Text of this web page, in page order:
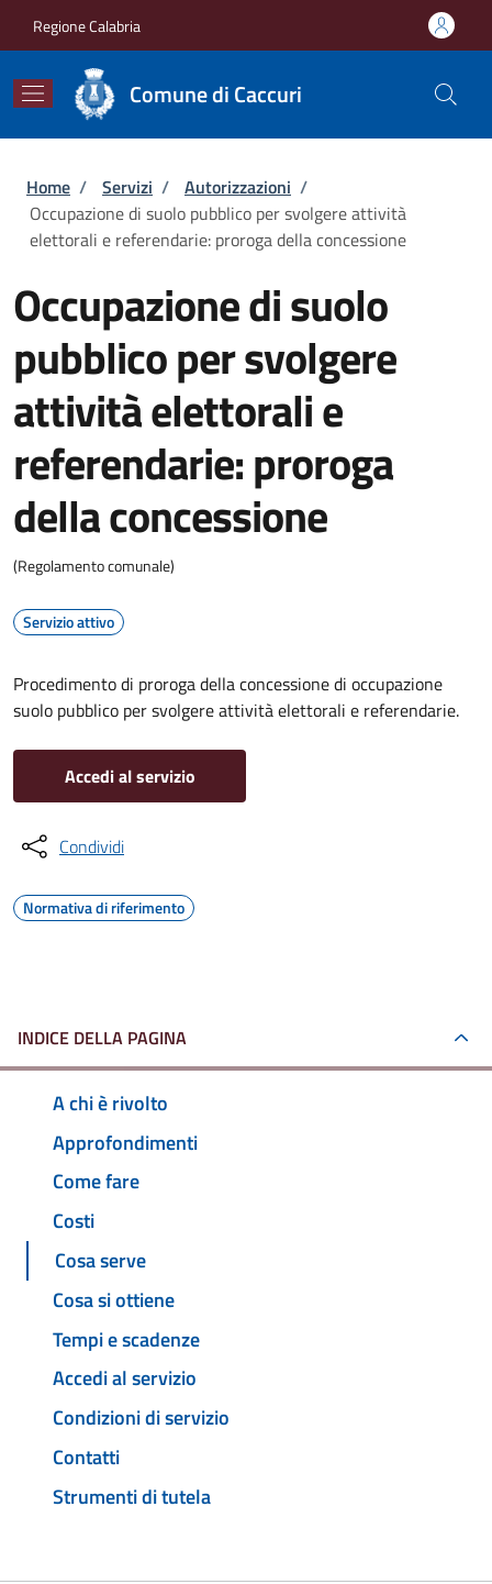
Regione Calabria
Comune di Caccuri
Briciole di pane
Home / Servizi / Autorizzazioni /
Occupazione di suolo pubblico per svolgere attività
elettorali e referendarie: proroga della concessione
Occupazione di suolo
pubblico per svolgere
attività elettorali e
referendarie: proroga
della concessione
(Regolamento comunale)
Servizio attivo
Procedimento di proroga della concessione di occupazione
suolo pubblico per svolgere attività elettorali e referendarie.
Accedi al servizio
Condividi
Normativa di riferimento
INDICE DELLA PAGINA
A chi è rivolto
Approfondimenti
Come fare
Costi
Cosa serve
Cosa si ottiene
Tempi e scadenze
Accedi al servizio
Condizioni di servizio
Contatti
Strumenti di tutela